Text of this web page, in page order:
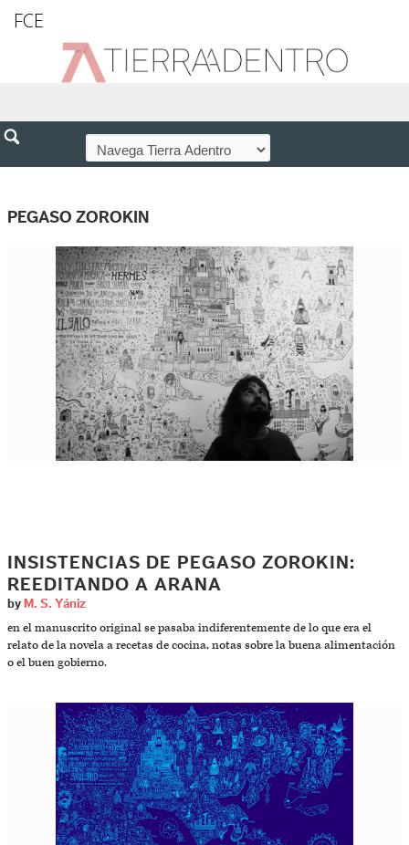
FCE
PEGASO ZOROKIN
INSISTENCIAS DE PEGASO ZOROKIN:
REEDITANDO A ARANA
by M. S. Yániz
en el manuscrito original se pasaba indiferentemente de lo que era el
relato de la novela a recetas de cocina, notas sobre la buena alimentación
o el buen gobierno.